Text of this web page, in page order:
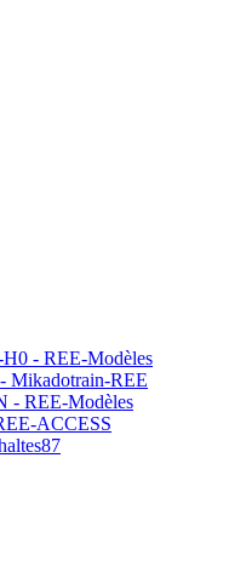
H0 - REE-Modèles
Mikadotrain-REE
- REE-Modèles
ACCESS